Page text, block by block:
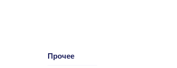
Прочее